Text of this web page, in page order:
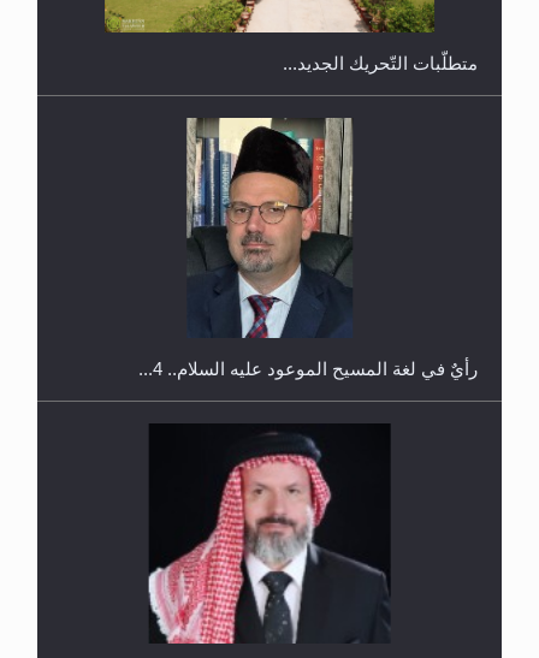
اليوم الوطني الرياضي لمجلس أنصار الله في هولندا
متطلَّبات التّحريك الجديد...
رأيٌ في لغة المسيح الموعود عليه السلام.. 4...